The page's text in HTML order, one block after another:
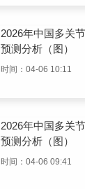
2026年中国多关
预测分析（图）
时间：04-06 10:11
2026年中国多关
预测分析（图）
时间：04-06 09:41